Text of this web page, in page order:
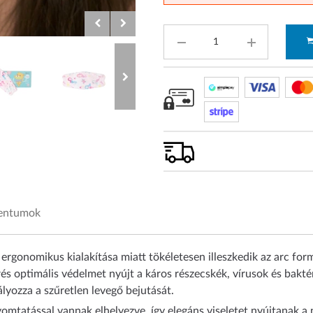
kialakítása miatt tökéletesen illeszkedik az arc
optimális védelmet nyújt a káros részecskék, vírusok és
a szűretlen levegő bejutását.